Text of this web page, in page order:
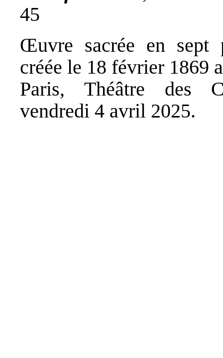
45
Œuvre sacrée en sept
créée le 18 février 1869
Paris, Théâtre des
vendredi 4 avril 2025.